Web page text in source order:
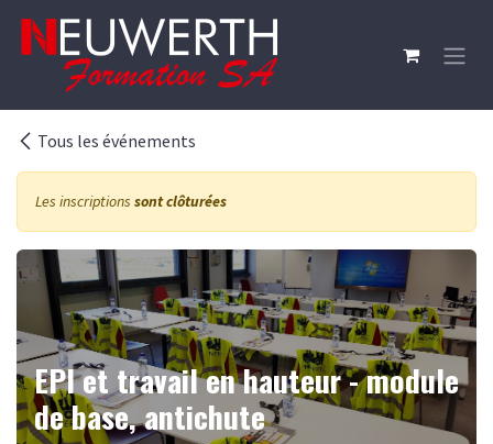
Tous les événements
Les inscriptions sont clôturées
EPI et travail en hauteur - module
de base, antichute